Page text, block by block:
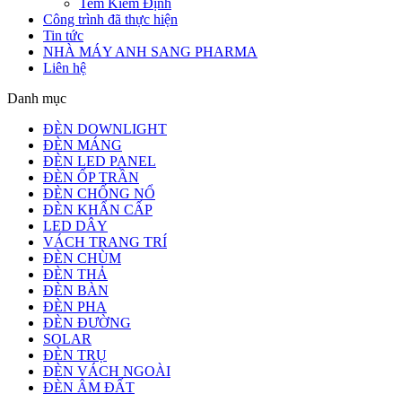
Công trình đã thực hiện
Tin tức
NHÀ MÁY ANH SANG PHARMA
Liên hệ
Danh mục
ĐÈN DOWNLIGHT
ĐÈN MÁNG
ĐÈN LED PANEL
ĐÈN ỐP TRẦN
ĐÈN CHỐNG NỔ
ĐÈN KHẨN CẤP
LED DÂY
VÁCH TRANG TRÍ
ĐÈN CHÙM
ĐÈN THẢ
ĐÈN BÀN
ĐÈN PHA
ĐÈN ĐƯỜNG
SOLAR
ĐÈN TRỤ
ĐÈN VÁCH NGOÀI
ĐÈN ÂM ĐẤT